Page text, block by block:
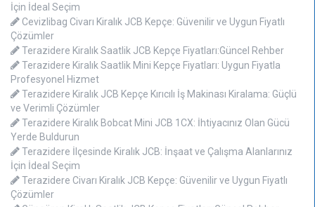
İçin İdeal Seçim
Cevizlibag Civarı Kiralık JCB Kepçe: Güvenilir ve Uygun Fiyatlı
Çözümler
Terazidere Kiralık Saatlik JCB Kepçe Fiyatları:Güncel Rehber
Terazidere Kiralık Saatlik Mini Kepçe Fiyatları: Uygun Fiyatla
Profesyonel Hizmet
Terazidere Kiralık JCB Kepçe Kırıcılı İş Makinası Kiralama: Güçlü
ve Verimli Çözümler
Terazidere Kiralık Bobcat Mini JCB 1CX: İhtiyacınız Olan Gücü
Yerde Buldurun
Terazidere İlçesinde Kiralık JCB: İnşaat ve Çalışma Alanlarınız
İçin İdeal Seçim
Terazidere Civarı Kiralık JCB Kepçe: Güvenilir ve Uygun Fiyatlı
Çözümler